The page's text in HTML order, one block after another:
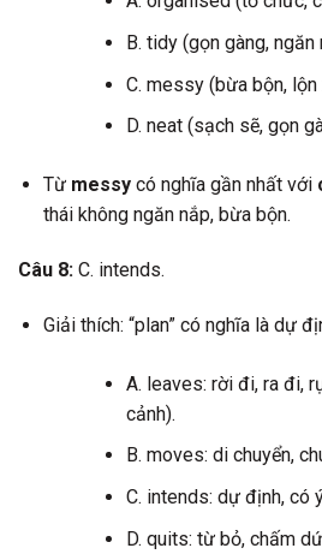
B. tidy (gọn gàng, ngăn
C. messy (bừa bộn, lộn
D. neat (sạch sẽ, gọn
Từ messycó nghĩa gần nhất với
thái không ngăn nắp, bừa bộn.
Câu 8: C. intends.
Giải thích: “plan” có nghĩa là dự
A. leaves: rời đi, ra đi,
cảnh).
B. moves: di chuyển,
C. intends: dự định, có
D. quits: từ bỏ, chấm